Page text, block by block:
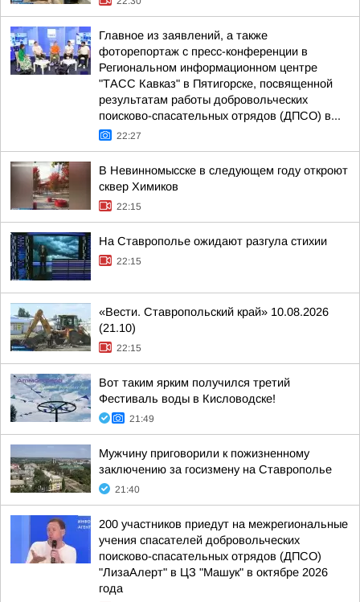
Главное из заявлений, а также
фоторепортаж с пресс-конференции в
Региональном информационном центре
"ТАСС Кавказ" в Пятигорске, посвященной
результатам работы добровольческих
поисково-спасательных отрядов (ДПСО) в...
22:27
В Невинномысске в следующем году откроют
сквер Химиков
22:15
На Ставрополье ожидают разгула стихии
22:15
«Вести. Ставропольский край» 10.08.2026
(21.10)
22:15
Вот таким ярким получился третий
Фестиваль воды в Кисловодске!
21:49
Мужчину приговорили к пожизненному
заключению за госизмену на Ставрополье
21:40
200 участников приедут на межрегиональные
учения спасателей добровольческих
поисково-спасательных отрядов (ДПСО)
"ЛизаАлерт" в ЦЗ "Машук" в октябре 2026
года